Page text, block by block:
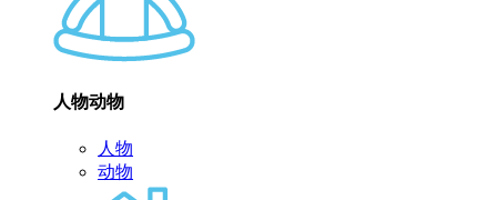
人物动物
人物
动物